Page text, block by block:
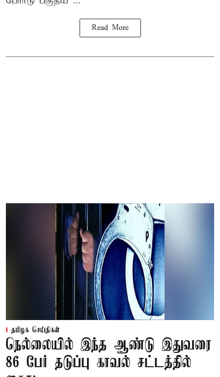
Read More
தமிழக செய்திகள்
நெல்லையில் இந்த ஆண்டு இதுவரை
86 பேர் தடுப்பு காவல் சட்டத்தில்